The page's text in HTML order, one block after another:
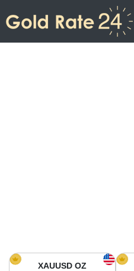
Prix de l’or aujourd’hui en
XAUUSD OZ